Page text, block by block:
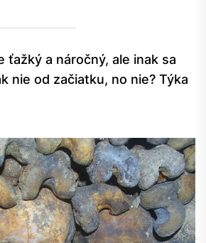
ťažký a náročný, ale inak sa
nie od začiatku, no nie? Týka